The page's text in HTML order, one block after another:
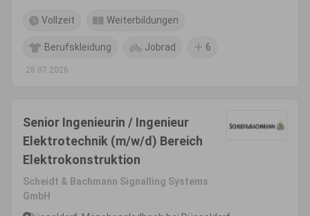
Vollzeit Weiterbildungen
Berufskleidung Jobrad 6
28.07.2026
Senior Ingenieurin / Ingenieur
Elektrotechnik (m/w/d) Bereich
Elektrokonstruktion
Scheidt & Bachmann Signalling Systems
GmbH